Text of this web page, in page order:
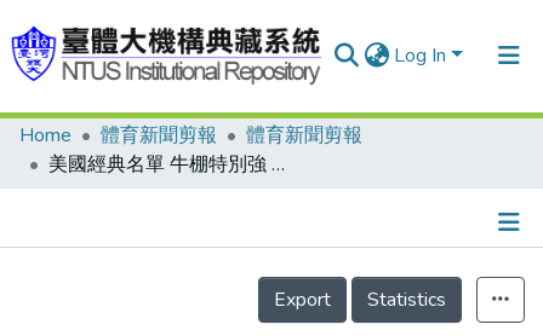
Log In
Communities & Collections
Home 體育新聞剪報
體育新聞剪報
美國經典名單 牛棚特別強 昨公布對墨、加兩戰先發投手 教練團對打擊火力有信心/美國隊30人名單
Details
Export
Statistics